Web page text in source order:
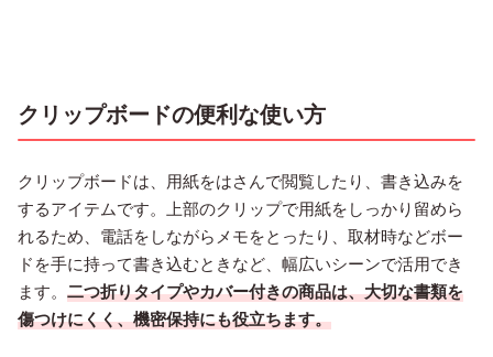
クリップボードの便利な使い方
クリップボードは、用紙をはさんで閲覧したり、書き込みを
するアイテムです。上部のクリップで用紙をしっかり留めら
れるため、電話をしながらメモをとったり、取材時などボー
ドを手に持って書き込むときなど、幅広いシーンで活用でき
ます。 二つ折りタイプやカバー付きの商品は、大切な書類を
傷つけにくく、機密保持にも役立ちます。